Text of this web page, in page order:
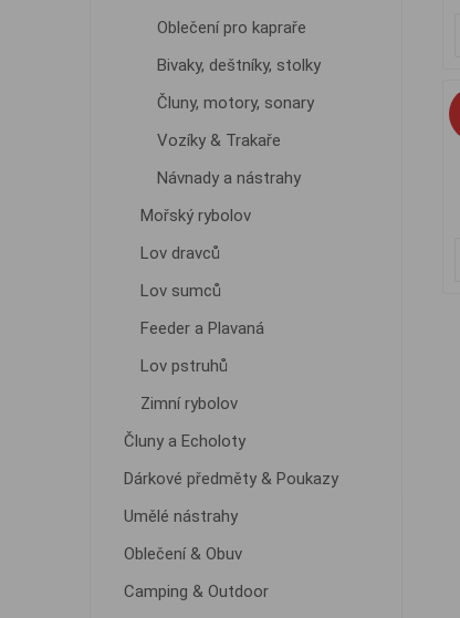
Oblečení pro kapraře
Bivaky, deštníky, stolky
Čluny, motory, sonary
Vozíky & Trakaře
Návnady a nástrahy
Mořský rybolov
Lov dravců
Lov sumců
Feeder a Plavaná
Lov pstruhů
Zimní rybolov
Čluny a Echoloty
Dárkové předměty & Poukazy
Umělé nástrahy
Oblečení & Obuv
Camping & Outdoor